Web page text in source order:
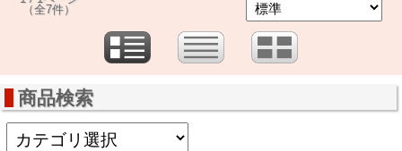
（全7件）
商品検索